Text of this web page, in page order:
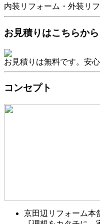
内装リフォーム・外装リ
お見積りはこちらから
お見積りは無料です。安
コンセプト
京田辺リフォーム本